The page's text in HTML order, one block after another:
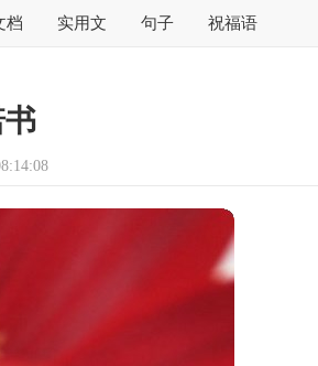
档 实用文 句子 祝福语